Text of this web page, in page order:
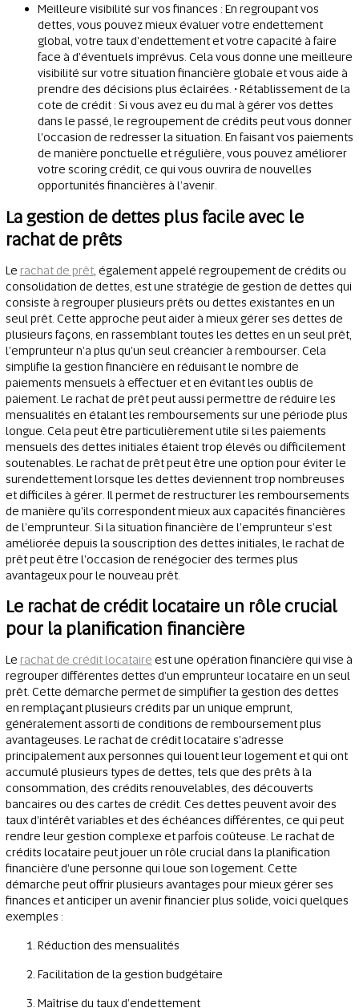
Meilleure visibilité sur vos finances : En regroupant vos
dettes, vous pouvez mieux évaluer votre endettement
global, votre taux d'endettement et votre capacité à faire
face à d'éventuels imprévus. Cela vous donne une meilleure
visibilité sur votre situation financière globale et vous aide à
prendre des décisions plus éclairées. • Rétablissement de la
cote de crédit : Si vous avez eu du mal à gérer vos dettes
dans le passé, le regroupement de crédits peut vous donner
l'occasion de redresser la situation. En faisant vos paiements
de manière ponctuelle et régulière, vous pouvez améliorer
votre scoring crédit, ce qui vous ouvrira de nouvelles
opportunités financières à l’avenir.
La gestion de dettes plus facile avec le
rachat de prêts
Le rachat de prêt, également appelé regroupement de crédits ou
consolidation de dettes, est une stratégie de gestion de dettes qui
consiste à regrouper plusieurs prêts ou dettes existantes en un
seul prêt. Cette approche peut aider à mieux gérer ses dettes de
plusieurs façons, en rassemblant toutes les dettes en un seul prêt,
l'emprunteur n'a plus qu'un seul créancier à rembourser. Cela
simplifie la gestion financière en réduisant le nombre de
paiements mensuels à effectuer et en évitant les oublis de
paiement. Le rachat de prêt peut aussi permettre de réduire les
mensualités en étalant les remboursements sur une période plus
longue. Cela peut être particulièrement utile si les paiements
mensuels des dettes initiales étaient trop élevés ou difficilement
soutenables. Le rachat de prêt peut être une option pour éviter le
surendettement lorsque les dettes deviennent trop nombreuses
et difficiles à gérer. Il permet de restructurer les remboursements
de manière qu'ils correspondent mieux aux capacités financières
de l’emprunteur. Si la situation financière de l'emprunteur s'est
améliorée depuis la souscription des dettes initiales, le rachat de
prêt peut être l'occasion de renégocier des termes plus
avantageux pour le nouveau prêt.
Le rachat de crédit locataire un rôle crucial
pour la planification financière
Le rachat de crédit locataire est une opération financière qui vise à
regrouper différentes dettes d'un emprunteur locataire en un seul
prêt. Cette démarche permet de simplifier la gestion des dettes
en remplaçant plusieurs crédits par un unique emprunt,
généralement assorti de conditions de remboursement plus
avantageuses. Le rachat de crédit locataire s'adresse
principalement aux personnes qui louent leur logement et qui ont
accumulé plusieurs types de dettes, tels que des prêts à la
consommation, des crédits renouvelables, des découverts
bancaires ou des cartes de crédit. Ces dettes peuvent avoir des
taux d'intérêt variables et des échéances différentes, ce qui peut
rendre leur gestion complexe et parfois coûteuse. Le rachat de
crédits locataire peut jouer un rôle crucial dans la planification
financière d'une personne qui loue son logement. Cette
démarche peut offrir plusieurs avantages pour mieux gérer ses
finances et anticiper un avenir financier plus solide, voici quelques
exemples :
Réduction des mensualités
Facilitation de la gestion budgétaire
Maîtrise du taux d’endettement